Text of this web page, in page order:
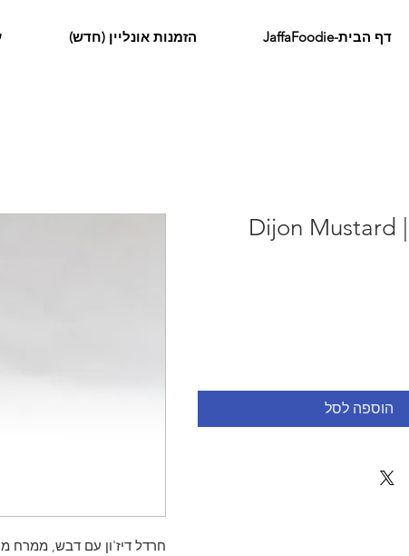
דף הבית-JaffaFoodie הזמנות אונליין (חדש)
חרדל דיז'ון עם דבש, ממרח
הוספה לסל